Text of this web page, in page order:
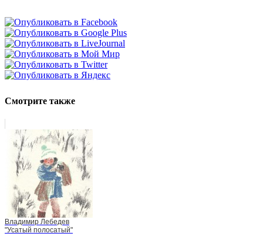
Смотрите также
Владимир Лебедев
"Усатый полосатый"